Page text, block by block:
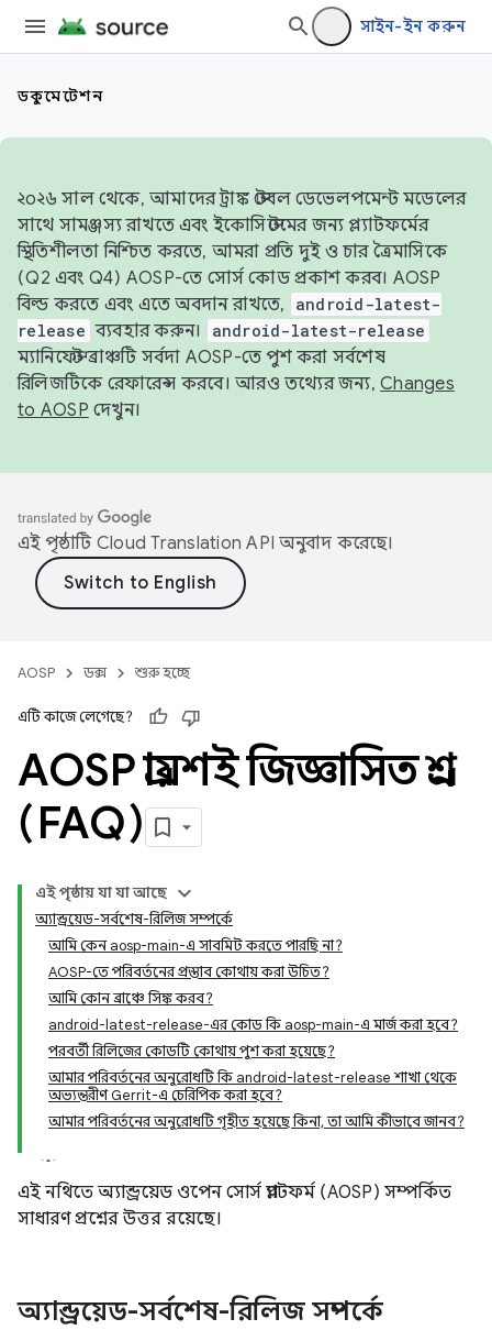
সাইন-ইন করুন
ডকুমেন্টেশন
২০২৬ সাল থেকে, আমাদের ট্রাঙ্ক স্টেবল ডেভেলপমেন্ট মডেলের
সাথে সামঞ্জস্য রাখতে এবং ইকোসিস্টেমের জন্য প্ল্যাটফর্মের
স্থিতিশীলতা নিশ্চিত করতে, আমরা প্রতি দুই ও চার ত্রৈমাসিকে
(Q2 এবং Q4) AOSP-তে সোর্স কোড প্রকাশ করব। AOSP
বিল্ড করতে এবং এতে অবদান রাখতে,
android-latest-
release ব্যবহার করুন। android-latest-release
ম্যানিফেস্ট ব্রাঞ্চটি সর্বদা AOSP-তে পুশ করা সর্বশেষ
রিলিজটিকে রেফারেন্স করবে। আরও তথ্যের জন্য, Changes
to AOSP দেখুন।
এই পৃষ্ঠাটি Cloud Translation API অনুবাদ করেছে।
AOSP ডক্স শুরু হচ্ছে
এটি কাজে লেগেছে?
AOSP প্রায়শই জিজ্ঞাসিত প্রশ্ন
(FAQ)
এই পৃষ্ঠায় যা যা আছে
অ্যান্ড্রয়েড-সর্বশেষ-রিলিজ সম্পর্কে
আমি কেন aosp-main-এ সাবমিট করতে পারছি না?
AOSP-তে পরিবর্তনের প্রস্তাব কোথায় করা উচিত?
আমি কোন ব্রাঞ্চে সিঙ্ক করব?
android-latest-release-এর কোড কি aosp-main-এ মার্জ করা হবে?
পরবর্তী রিলিজের কোডটি কোথায় পুশ করা হয়েছে?
আমার পরিবর্তনের অনুরোধটি কি android-latest-release শাখা থেকে
অভ্যন্তরীণ Gerrit-এ চেরিপিক করা হবে?
আমার পরিবর্তনের অনুরোধটি গৃহীত হয়েছে কিনা, তা আমি কীভাবে জানব?
এই নথিতে অ্যান্ড্রয়েড ওপেন সোর্স প্ল্যাটফর্ম (AOSP) সম্পর্কিত
সাধারণ প্রশ্নের উত্তর রয়েছে।
অ্যান্ড্রয়েড-সর্বশেষ-রিলিজ সম্পর্কে